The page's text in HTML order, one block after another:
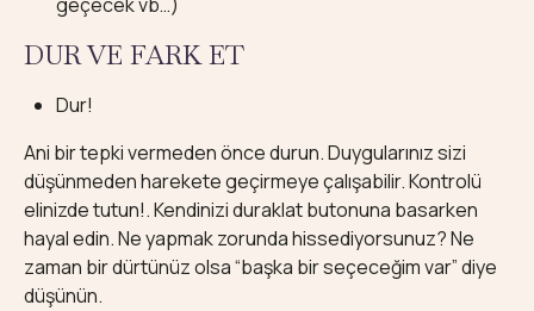
DUR VE FARK ET
Dur!
Ani bir tepki vermeden önce durun. Duygularınız sizi
düşünmeden harekete geçirmeye çalışabilir. Kontrolü
elinizde tutun!. Kendinizi duraklat butonuna basarken
hayal edin. Ne yapmak zorunda hissediyorsunuz? Ne
zaman bir dürtünüz olsa “başka bir seçeceğim var” diye
düşünün.